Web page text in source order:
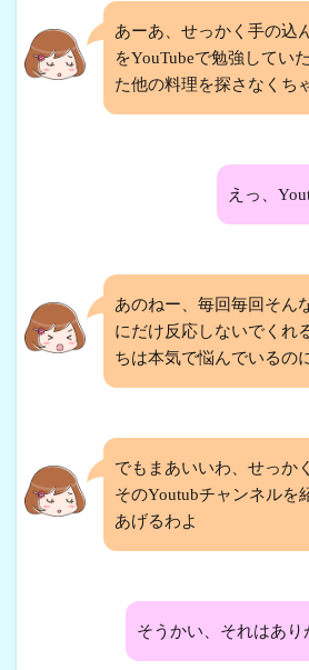
あーあ、せっかく手の込
をYouTubeで勉強してい
た他の料理を探さなくち
えっ、
あのねー、毎回毎回そん
にだけ反応しないでくれ
ちは本気で悩んでいるの
でもまあいいわ、せっか
そのYoutubチャンネルを
あげるわよ
そうかい、それはあり